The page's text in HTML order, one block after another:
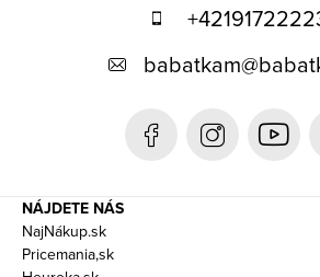
babatkam@
NÁJDETE NÁS
NajNákup.sk
Pricemania,sk